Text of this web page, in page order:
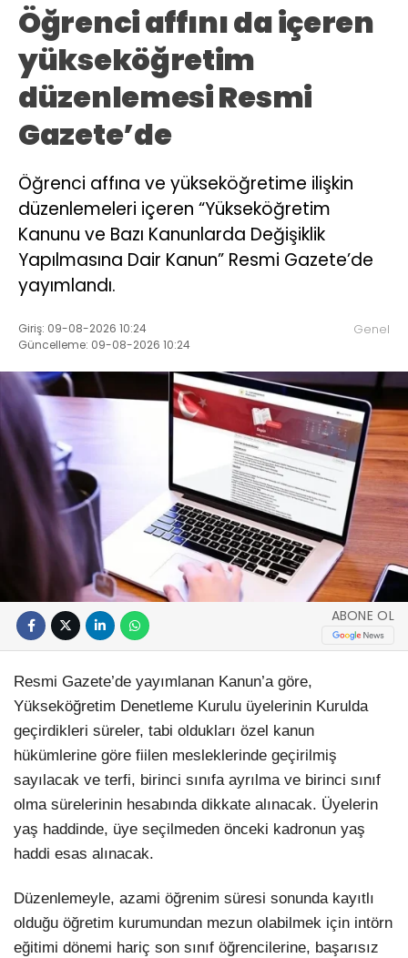
Öğrenci affını da içeren
yükseköğretim
düzenlemesi Resmi
Gazete’de
Öğrenci affına ve yükseköğretime ilişkin
düzenlemeleri içeren “Yükseköğretim
Kanunu ve Bazı Kanunlarda Değişiklik
Yapılmasına Dair Kanun” Resmi Gazete’de
yayımlandı.
Giriş: 09-08-2026 10:24
Güncelleme: 09-08-2026 10:24
Genel
ABONE OL
Resmi Gazete’de yayımlanan Kanun’a göre,
Yükseköğretim Denetleme Kurulu üyelerinin Kurulda
geçirdikleri süreler, tabi oldukları özel kanun
hükümlerine göre fiilen mesleklerinde geçirilmiş
sayılacak ve terfi, birinci sınıfa ayrılma ve birinci sınıf
olma sürelerinin hesabında dikkate alınacak. Üyelerin
yaş haddinde, üye seçilmeden önceki kadronun yaş
haddi esas alınacak.
Düzenlemeyle, azami öğrenim süresi sonunda kayıtlı
olduğu öğretim kurumundan mezun olabilmek için intörn
eğitimi dönemi hariç son sınıf öğrencilerine, başarısız